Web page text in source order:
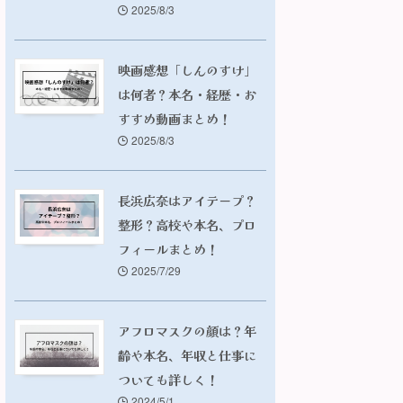
2025/8/3
映画感想「しんのすけ」
は何者？本名・経歴・お
すすめ動画まとめ！
2025/8/3
長浜広奈はアイテープ？
整形？高校や本名、プロ
フィールまとめ！
2025/7/29
アフロマスクの顔は？年
齢や本名、年収と仕事に
ついても詳しく！